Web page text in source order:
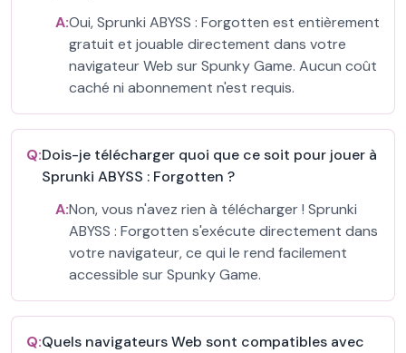
A:Oui, Sprunki ABYSS : Forgotten est entièrement
gratuit et jouable directement dans votre
navigateur Web sur Spunky Game. Aucun coût
caché ni abonnement n'est requis.
Q:Dois-je télécharger quoi que ce soit pour jouer à
Sprunki ABYSS : Forgotten ?
A:Non, vous n'avez rien à télécharger ! Sprunki
ABYSS : Forgotten s'exécute directement dans
votre navigateur, ce qui le rend facilement
accessible sur Spunky Game.
Q:Quels navigateurs Web sont compatibles avec